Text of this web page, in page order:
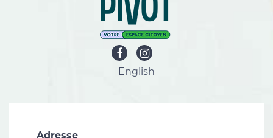
English
Adresse